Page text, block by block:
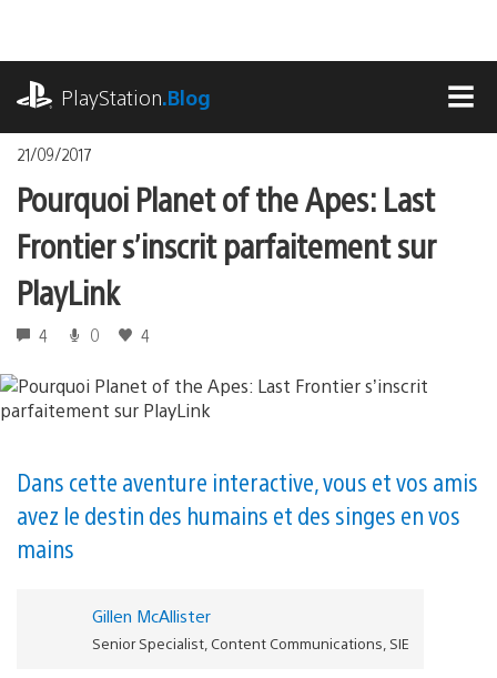
contenu
PlayStation.Blog
21/09/2017
Pourquoi Planet of the Apes: Last
Frontier s’inscrit parfaitement sur
PlayLink
4 0 4
Dans cette aventure interactive, vous et vos amis
avez le destin des humains et des singes en vos
mains
Gillen McAllister
Senior Specialist, Content Communications, SIE